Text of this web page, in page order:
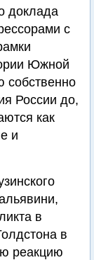
доклада
с
Южной
собственно
России до,
как
и
в
в
реакцию